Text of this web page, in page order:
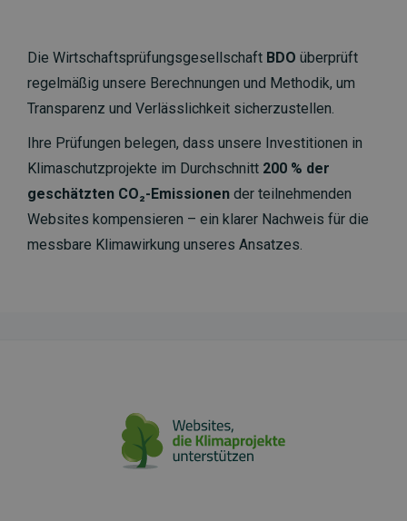
Die Wirtschaftsprüfungsgesellschaft BDO überprüft
regelmäßig unsere Berechnungen und Methodik, um
Transparenz und Verlässlichkeit sicherzustellen.
Ihre Prüfungen belegen, dass unsere Investitionen in
Klimaschutzprojekte im Durchschnitt 200 % der
geschätzten CO₂-Emissionen der teilnehmenden
Websites kompensieren – ein klarer Nachweis für die
messbare Klimawirkung unseres Ansatzes.